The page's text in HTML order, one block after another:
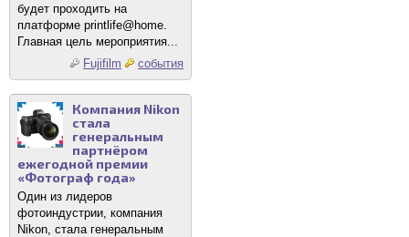
будет проходить на
платформе printlife@home.
Главная цель мероприятия...
Fujifilm
события
Компания Nikon
стала
генеральным
партнёром
ежегодной премии
«Фотограф года»
Один из лидеров
фотоиндустрии, компания
Nikon, стала генеральным